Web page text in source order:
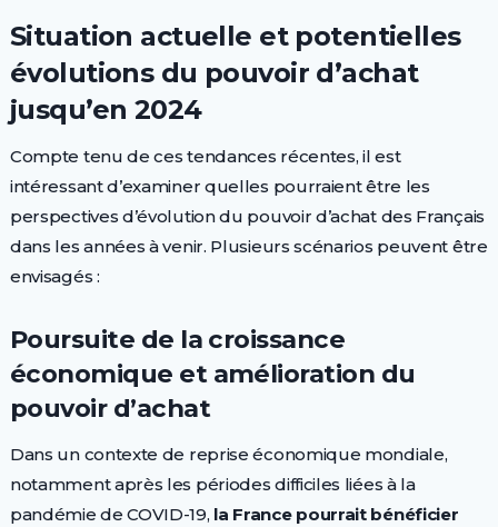
Situation actuelle et potentielles
évolutions du pouvoir d’achat
jusqu’en 2024
Compte tenu de ces tendances récentes, il est
intéressant d’examiner quelles pourraient être les
perspectives d’évolution du pouvoir d’achat des Français
dans les années à venir. Plusieurs scénarios peuvent être
envisagés :
Poursuite de la croissance
économique et amélioration du
pouvoir d’achat
Dans un contexte de reprise économique mondiale,
notamment après les périodes difficiles liées à la
pandémie de COVID-19, la France pourrait bénéficier